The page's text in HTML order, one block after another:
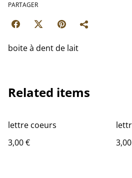
PARTAGER
boite à dent de lait
Related items
lettre coeurs
3,00 €